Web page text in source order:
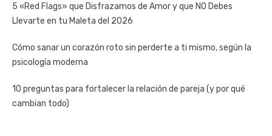
5 «Red Flags» que Disfrazamos de Amor y que NO Debes
Llevarte en tu Maleta del 2026
Cómo sanar un corazón roto sin perderte a ti mismo, según la
psicología moderna
10 preguntas para fortalecer la relación de pareja (y por qué
cambian todo)